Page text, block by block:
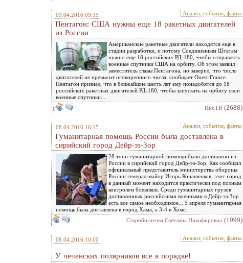
09.04.2016 09:35 Анализ, события, факты
Пентагон: США нужны еще 18 ракетных двигателей
из России
Американские ракетные двигатели находятся еще в
стадии разработки, и потому Соединенным Штатам
нужно еще 18 российских РД-180, чтобы отправлять
военные спутники США на орбиту. Об этом заявил
заместитель главы Пентагона, но заверил, что число
двигателей не превысит оговоренного числа, сообщает Ouest-France.
Пентагон признал, что в ближайшие шесть лет ему понадобятся до 18
российских ракетных двигателей РД-180, чтобы запускать на орбиту свои
военные спутники...
1
ИноТВ (2688)
08.04.2016 16:15 Анализ, события, факты
Гуманитарная помощь России была доставлена в
сирийский город Дейр-эз-Зор
28 тонн гуманитарной помощи было доставлено из
России в сирийский город Дейр-эз-Зор. Как сообщил
официальный представитель министерства обороны
России генерал-майор Игорь Конашенков, этот город
в данный момент находится практически под полным
контролем боевиков. Среди гуманитарных грузов
доставленных российскими военными в Дейр-эз-Зор
есть все самое необходимое... 5 апреля гуманитарная
помощь была доставлена в город Хама, а 3-4 в Хомс.
Старобогатова Светлана Никифировна (1999)
08.04.2016 10:00 Анализ, события, факты
У чеченских полярников все в порядке!